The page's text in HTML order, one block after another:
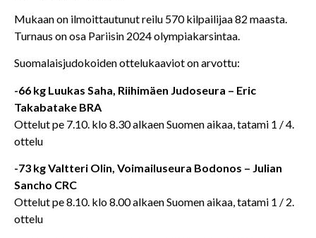
Mukaan on ilmoittautunut reilu 570 kilpailijaa 82 maasta.
Turnaus on osa Pariisin 2024 olympiakarsintaa.
Suomalaisjudokoiden ottelukaaviot on arvottu:
-66 kg Luukas Saha, Riihimäen Judoseura – Eric
Takabatake BRA
Ottelut pe 7.10. klo 8.30 alkaen Suomen aikaa, tatami 1 / 4.
ottelu
-73 kg Valtteri Olin, Voimailuseura Bodonos – Julian
Sancho CRC
Ottelut pe 8.10. klo 8.00 alkaen Suomen aikaa, tatami 1 / 2.
ottelu